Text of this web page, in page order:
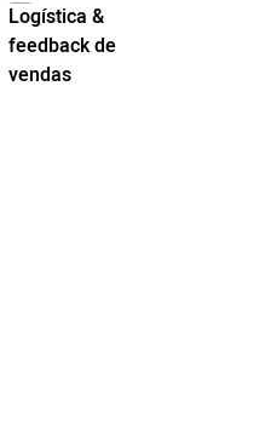
Logística &
feedback de
vendas